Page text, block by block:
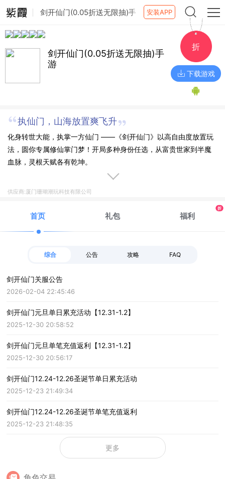
剑开仙门(0.05折送无限抽)手
游
安装APP
剑开仙门(0.05折送无限抽)手
游
折
下载游戏
执仙门，山海放置爽飞升
化身转世大能，执掌一方仙门 ——《剑开仙门》以高自由度放置玩
法，圆你专属修仙掌门梦！开局多种身份任选，从富贵世家到半魔
血脉，灵根天赋各有乾坤。​
供应商:厦门珊瑚潮玩科技有限公司
首页 礼包 福利
折
综合 公告 攻略 FAQ
剑开仙门关服公告
2026-02-04 22:45:46
剑开仙门元旦单日累充活动【12.31-1.2】
2025-12-30 20:58:52
剑开仙门元旦单笔充值返利【12.31-1.2】
2025-12-30 20:56:17
剑开仙门12.24-12.26圣诞节单日累充活动
2025-12-23 21:49:34
剑开仙门12.24-12.26圣诞节单笔充值返利
2025-12-23 21:48:35
更多